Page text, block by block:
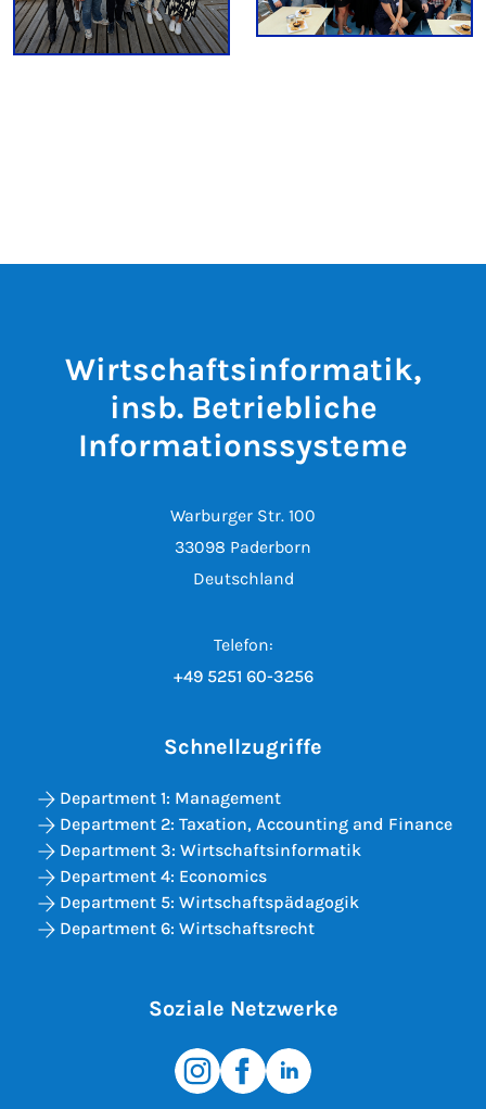
Wirtschaftsinformatik,
insb. Betriebliche
Informationssysteme
Warburger Str. 100
33098 Paderborn
Deutschland
Telefon:
+49 5251 60-3256
Schnellzugriffe
Department 1: Management
Department 2: Taxation, Accounting and Finance
Department 3: Wirtschaftsinformatik
Department 4: Economics
Department 5: Wirtschaftspädagogik
Department 6: Wirtschaftsrecht
Soziale Netzwerke